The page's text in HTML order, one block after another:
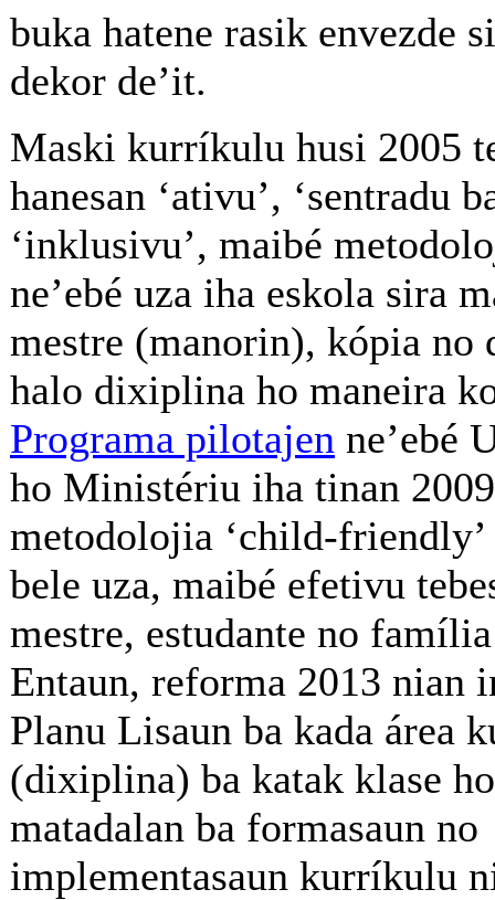
buka hatene rasik envezde
dekor de’it.
Maski kurríkulu husi 2005
hanesan ‘ativu’, ‘sentradu
‘inklusivu’, maibé
ne’ebé uza iha eskola sira
mestre (manorin), kópia no
halo dixiplina ho maneira
Programa pilotajen ne’ebé
ho Ministériu iha tinan
metodolojia ‘child-friendly’
bele uza, maibé efetivu
mestre, estudante no
Entaun, reforma 2013 nian
Planu Lisaun ba kada área
(dixiplina) ba katak klase
matadalan ba formasaun no
implementasaun kurríkulu